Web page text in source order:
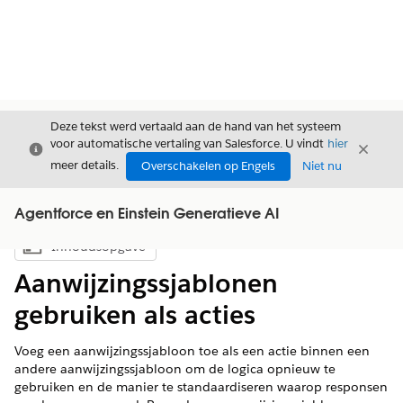
Sluiten
Deze tekst werd vertaald aan de hand van het systeem
voor automatische vertaling van Salesforce. U vindt hier
meer details.
Overschakelen op Engels Niet nu
Sluiten
Agentforce en Einstein Generatieve AI
Inhoudsopgave weergeven
Inhoudsopgave
Aanwijzingssjablonen
gebruiken als acties
Voeg een aanwijzingssjabloon toe als een actie binnen een
andere aanwijzingssjabloon om de logica opnieuw te
gebruiken en de manier te standaardiseren waarop responsen